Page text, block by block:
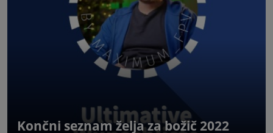
Končni seznam želja za božič 2022